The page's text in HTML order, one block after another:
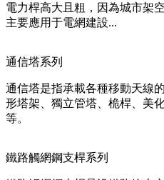
電力桿高大且粗，因為城市架
主要應用于電網建設...
通信塔系列
通信塔是指承載各種移動天線
形塔架、獨立管塔、桅桿、美
等。
鐵路觸網鋼支桿系列